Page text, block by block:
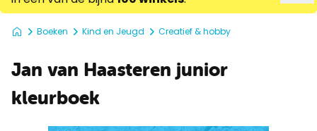
Boeken Kind en Jeugd Creatief & hobby
Jan van Haasteren junior
kleurboek